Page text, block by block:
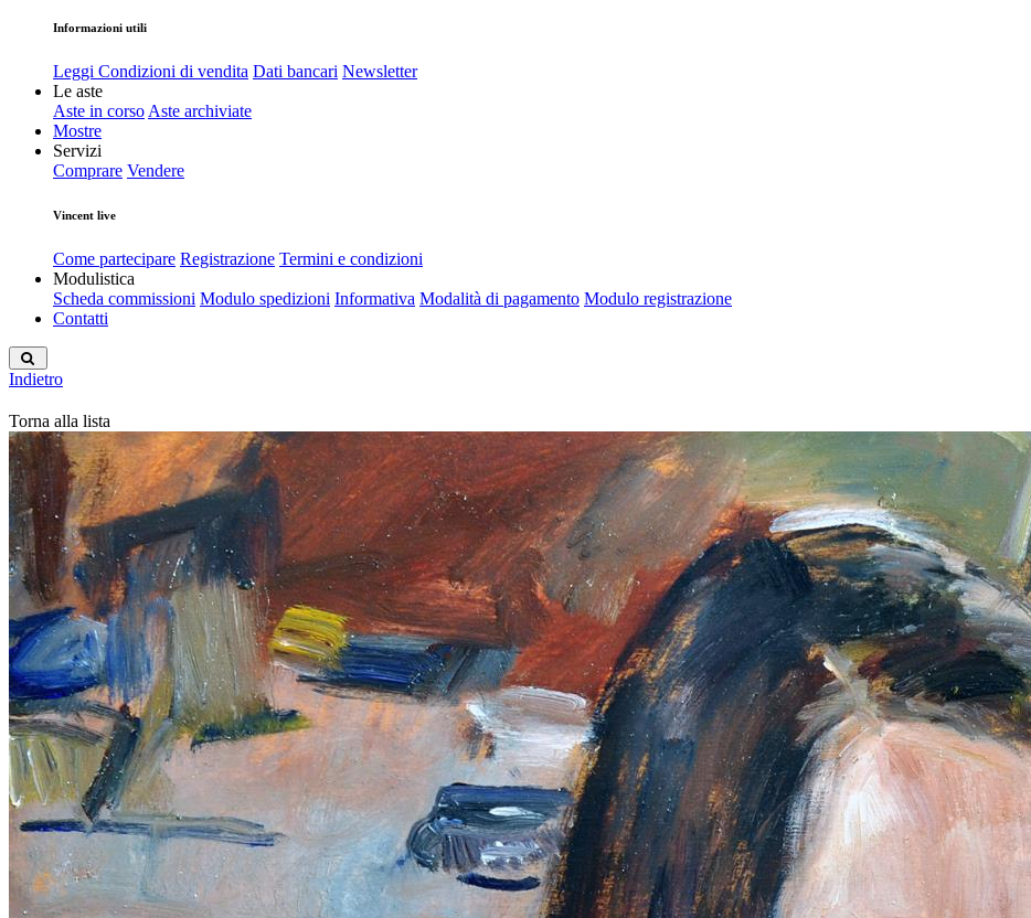
Informazioni utili
Leggi Condizioni di vendita Dati bancari Newsletter
Le aste
Aste in corso Aste archiviate
Mostre
Servizi
Comprare Vendere
Vincent live
Come partecipare Registrazione Termini e condizioni
Modulistica
Scheda commissioni Modulo spedizioni Informativa Modalità di pagamento Modulo registrazione
Contatti
Indietro
Torna alla lista